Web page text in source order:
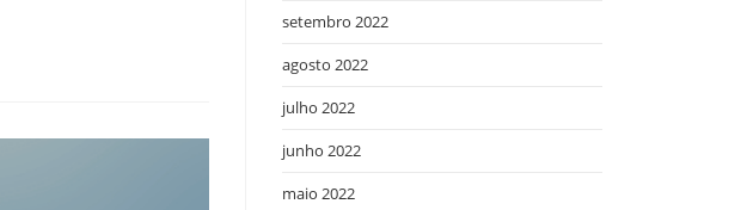
setembro 2022
agosto 2022
julho 2022
junho 2022
maio 2022